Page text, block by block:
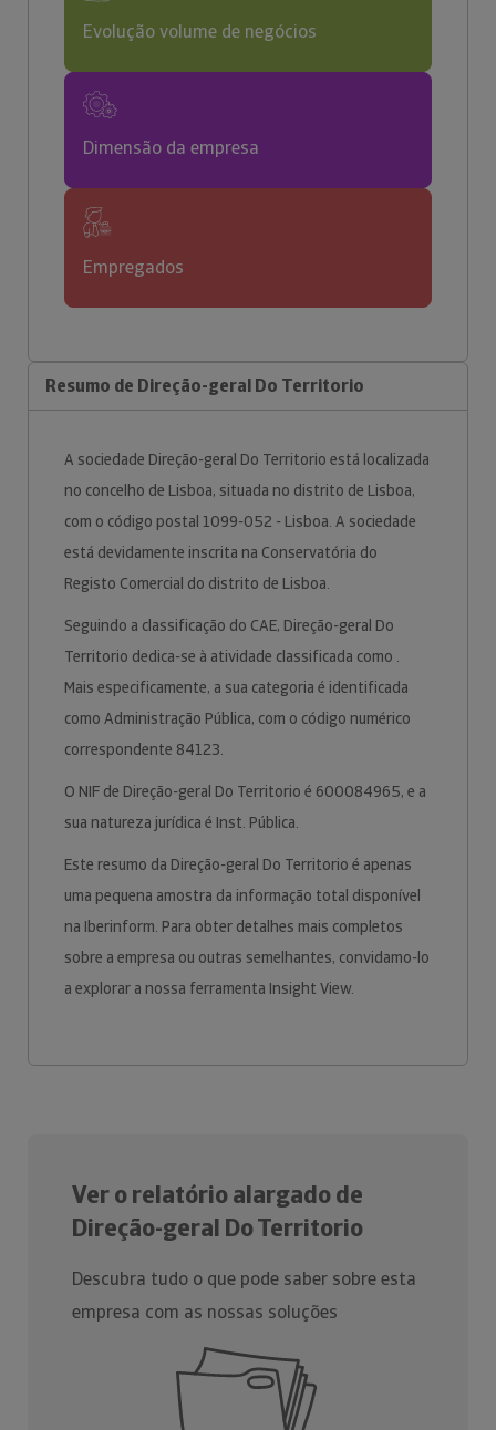
Evolução volume de negócios
Dimensão da empresa
Empregados
Resumo de Direção-geral Do Territorio
A sociedade Direção-geral Do Territorio está localizada
no concelho de Lisboa, situada no distrito de Lisboa,
com o código postal 1099-052 - Lisboa. A sociedade
está devidamente inscrita na Conservatória do
Registo Comercial do distrito de Lisboa.
Seguindo a classificação do CAE, Direção-geral Do
Territorio dedica-se à atividade classificada como .
Mais especificamente, a sua categoria é identificada
como Administração Pública, com o código numérico
correspondente 84123.
O NIF de Direção-geral Do Territorio é 600084965, e a
sua natureza jurídica é Inst. Pública.
Este resumo da Direção-geral Do Territorio é apenas
uma pequena amostra da informação total disponível
na Iberinform. Para obter detalhes mais completos
sobre a empresa ou outras semelhantes, convidamo-lo
a explorar a nossa ferramenta Insight View.
Ver o relatório alargado de
Direção-geral Do Territorio
Descubra tudo o que pode saber sobre esta
empresa com as nossas soluções